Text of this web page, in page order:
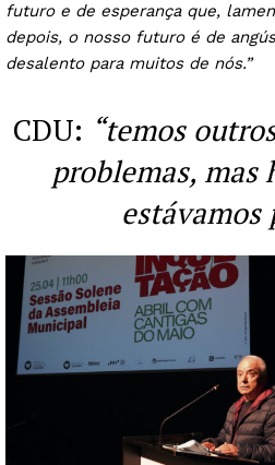
futuro e de esperança que,
depois, o nosso futuro é de
desalento para muitos de nós.”
CDU: “temos
problemas, mas
estávamos